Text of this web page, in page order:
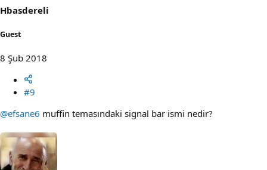
s
:
Hbasdereli
Guest
8 Şub 2018
#9
@efsane6 muffin temasındaki signal bar ismi nedir?